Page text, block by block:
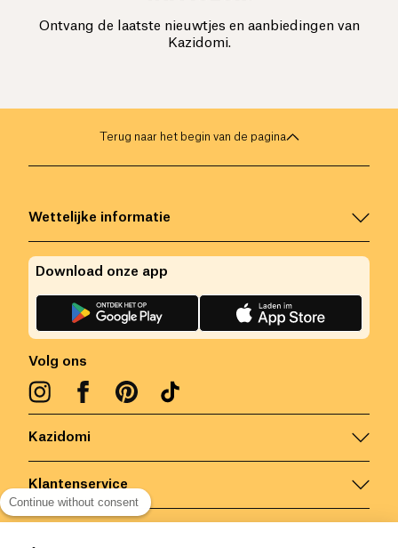
Ontvang de laatste nieuwtjes en aanbiedingen van
Kazidomi.
Terug naar het begin van de pagina
Kazidomi
Klantenservice
Wettelijke informatie
Volg ons
Download onze app
Continue without consent